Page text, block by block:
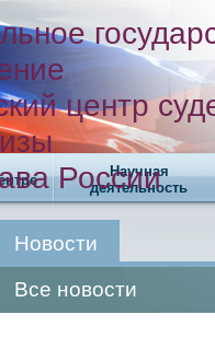
центр
России
Научная
деятельность
Новости
Все новости